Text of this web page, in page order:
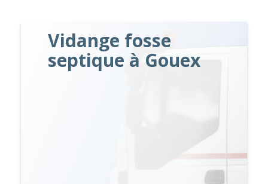
Vidange fosse
septique à Gouex